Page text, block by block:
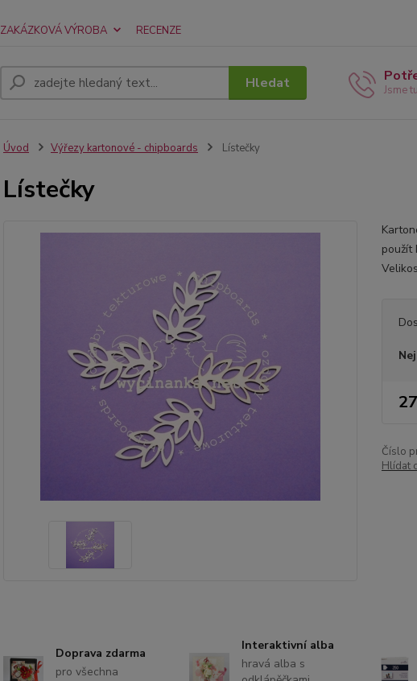
ZAKÁZKOVÁ VÝROBA RECENZE
Hledat Jsme
Úvod Výřezy kartonové - chipboards Lístečky
Lístečky
použít
Číslo
Hlídat
Doprava zdarma
pro všechna
Interaktivní alba
hravá alba s